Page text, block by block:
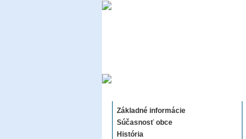
Základné informácie
Súčasnosť obce
História